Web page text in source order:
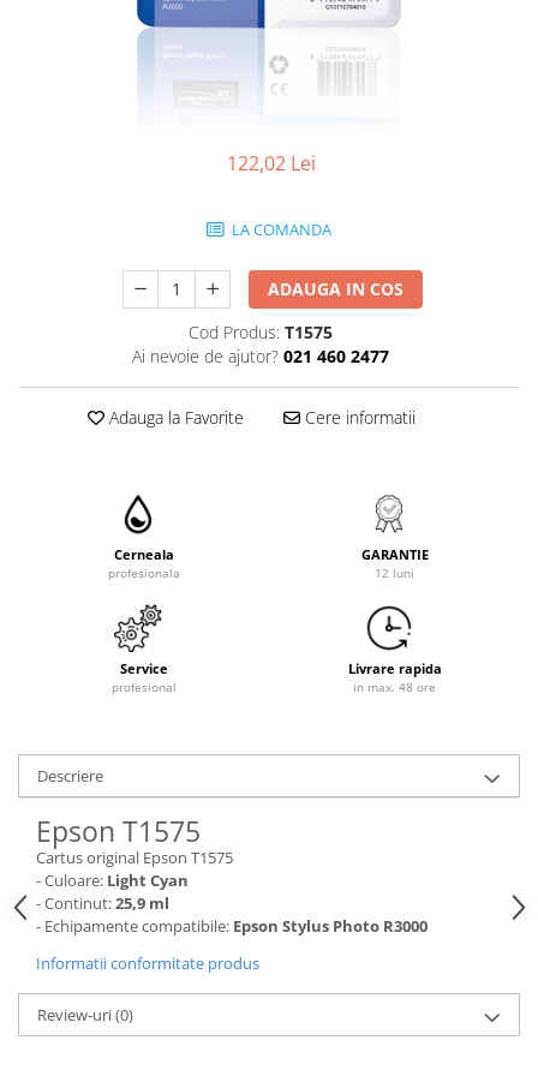
122,02 Lei
LA COMANDA
ADAUGA IN COS
Cod Produs: T1575
Ai nevoie de ajutor? 021 460 2477
Adauga la Favorite Cere informatii
Cerneala
profesionala
GARANTIE
12 luni
Service
profesional
Livrare rapida
in max. 48 ore
Descriere
Epson T1575
Cartus original Epson T1575
- Culoare: Light Cyan
- Continut:25,9 ml
- Echipamente compatibile: Epson Stylus Photo R3000
Informatii conformitate produs
Review-uri(0)